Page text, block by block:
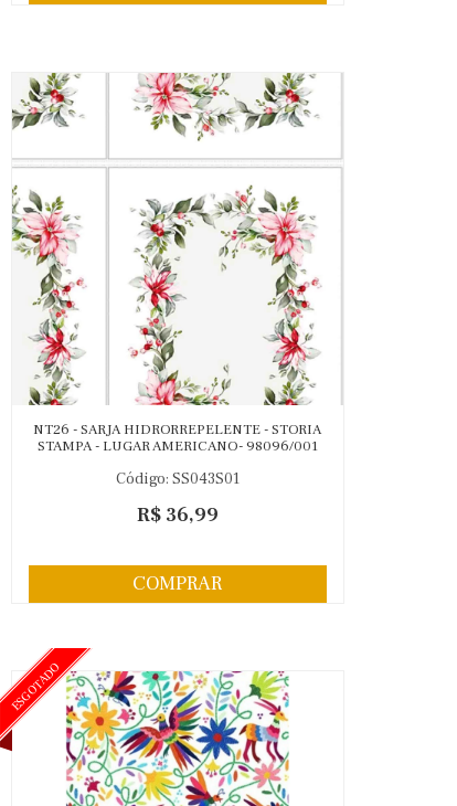
NT26 - SARJA HIDRORREPELENTE - STORIA
STAMPA - LUGAR AMERICANO- 98096/001
Código: SS043S01
R$ 36,99
COMPRAR
ESGOTADO